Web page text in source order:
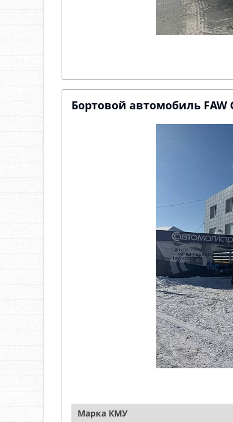
Бортовой автомобиль FAW
Марка КМУ